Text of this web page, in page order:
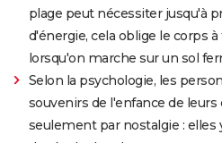
plage peut nécessiter jusqu'à
d'énergie, cela oblige le corps
lorsqu'on marche sur un sol
Selon la psychologie, les
souvenirs de l'enfance de
seulement par nostalgie :